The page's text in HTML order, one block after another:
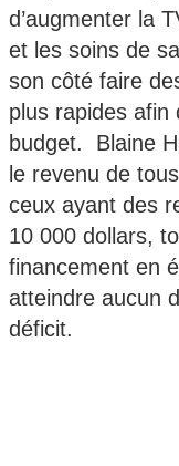
d’augmenter la
et les soins de
son côté faire
plus rapides afin
budget. Blaine
le revenu de
ceux ayant des
10 000 dollars,
financement en
atteindre aucun
déficit.